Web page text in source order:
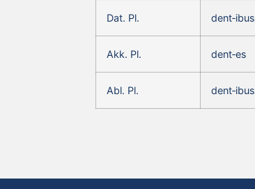
Dat. Pl. dent‑ibus
Akk. Pl. dent‑es
Abl. Pl. dent‑ibus